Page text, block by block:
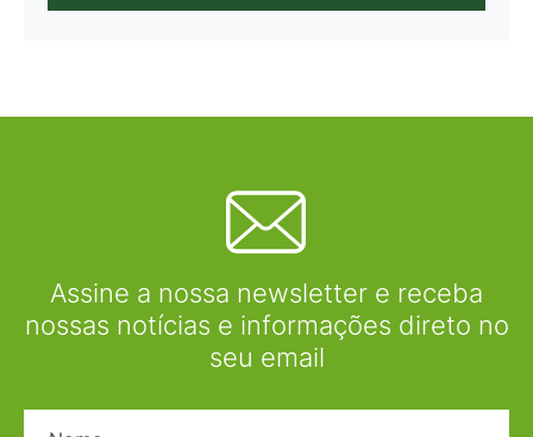
Assine a nossa newsletter e receba
nossas notícias e informações direto no
seu email